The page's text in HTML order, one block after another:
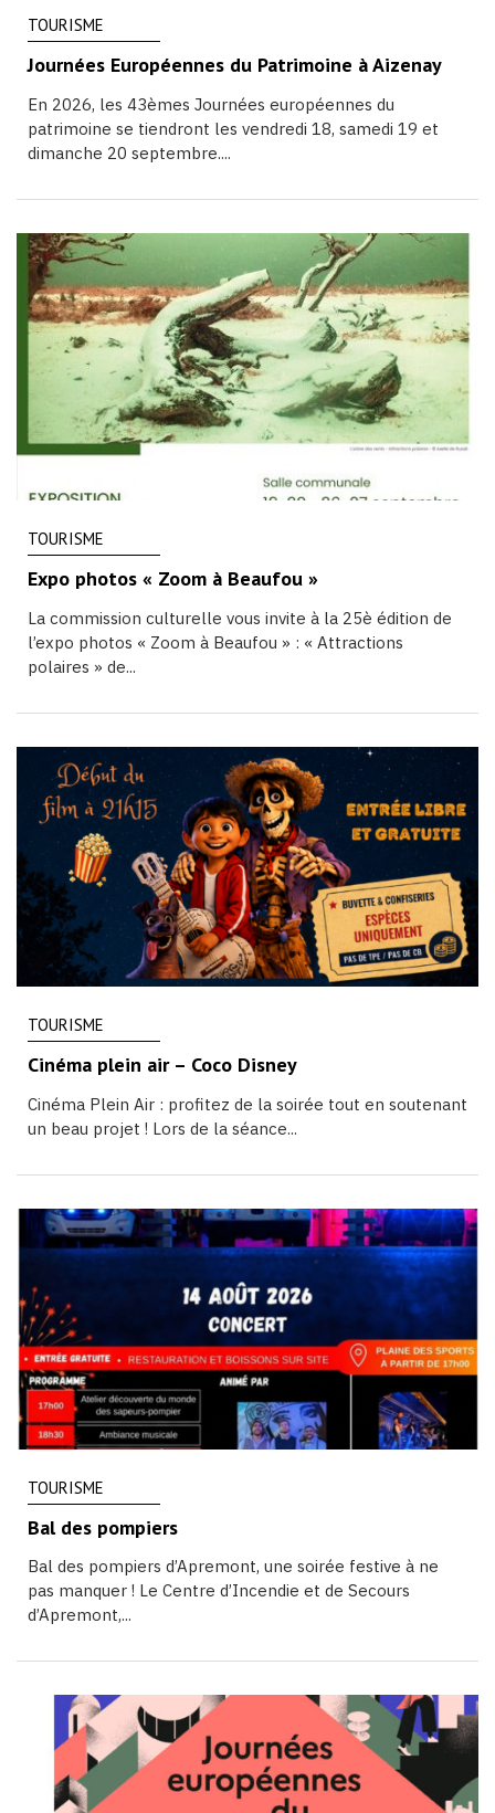
TOURISME
Journées Européennes du Patrimoine à Aizenay
En 2026, les 43èmes Journées européennes du
patrimoine se tiendront les vendredi 18, samedi 19 et
dimanche 20 septembre....
TOURISME
Expo photos « Zoom à Beaufou »
La commission culturelle vous invite à la 25è édition de
l’expo photos « Zoom à Beaufou » : « Attractions
polaires » de...
TOURISME
Cinéma plein air – Coco Disney
Cinéma Plein Air : profitez de la soirée tout en soutenant
un beau projet ! Lors de la séance...
TOURISME
Bal des pompiers
Bal des pompiers d’Apremont, une soirée festive à ne
pas manquer ! Le Centre d’Incendie et de Secours
d’Apremont,...